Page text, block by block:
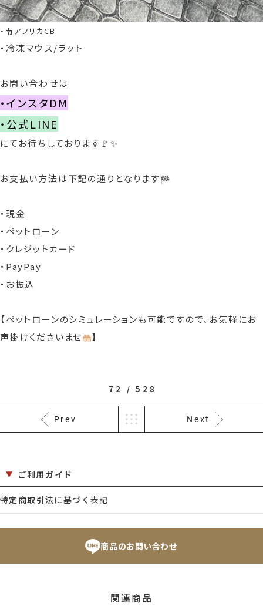
・南アフリカCB
・冷凍マウス/ラット
お問い合わせは
・インスタDM
・公式LINE
にてお待ちしております🚩✨
お支払い方法は下記の通りとなります
・現金
・ペットローン
・クレジットカード
・PayPay
・お振込
【ペットローンのシミュレーションも可能ですので、お気軽にお
声掛けくださいませ
】
72 / 528
Prev Next
ご利用ガイド
特定商取引法に基づく表記
商品のお問い合わせ
関連商品